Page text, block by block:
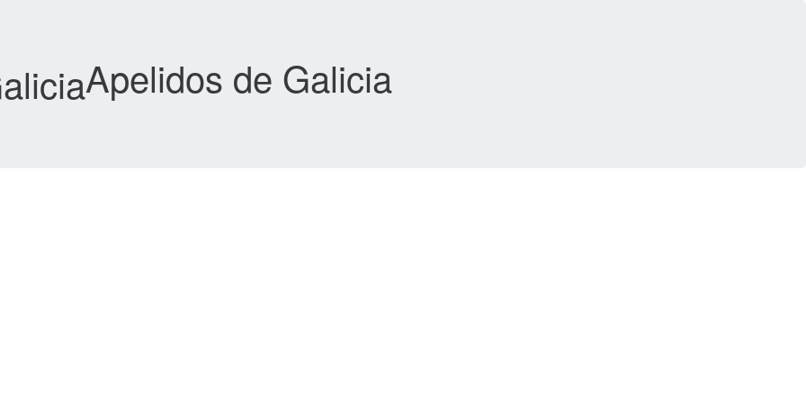
Apelidos de Galicia